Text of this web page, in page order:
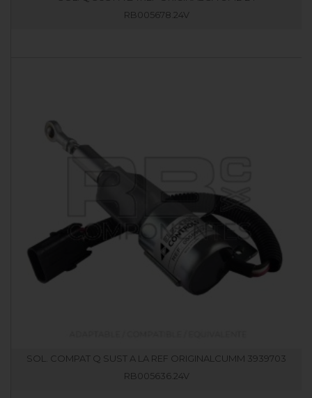
RB005678.24V
SOL. COMPAT Q SUST A LA REF ORIGINALCUMM 3939703
RB005636.24V